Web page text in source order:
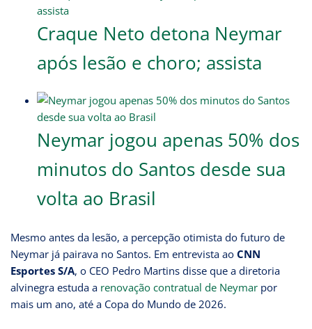
Craque Neto detona Neymar
após lesão e choro; assista
Neymar jogou apenas 50% dos
minutos do Santos desde sua
volta ao Brasil
Mesmo antes da lesão, a percepção otimista do futuro de
Neymar já pairava no Santos. Em entrevista ao CNN
Esportes S/A, o CEO Pedro Martins disse que a diretoria
alvinegra estuda a renovação contratual de Neymar por
mais um ano, até a Copa do Mundo de 2026.